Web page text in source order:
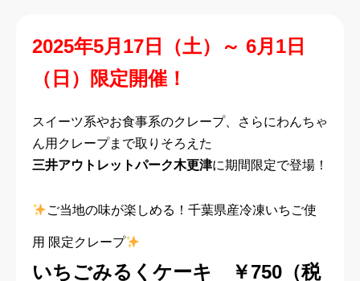
2025年5月17日（土）～ 6月1日
（日）限定開催！
スイーツ系やお食事系のクレープ、さらにわんちゃ
ん用クレープまで取りそろえた
三井アウトレットパーク木更津に期間限定で登場！
ご当地の味が楽しめる！千葉県産冷凍いちご使
用 限定クレープ
いちごみるくケーキ ￥750 （税